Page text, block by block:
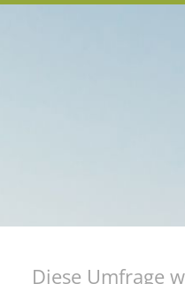
Diese Umfrage